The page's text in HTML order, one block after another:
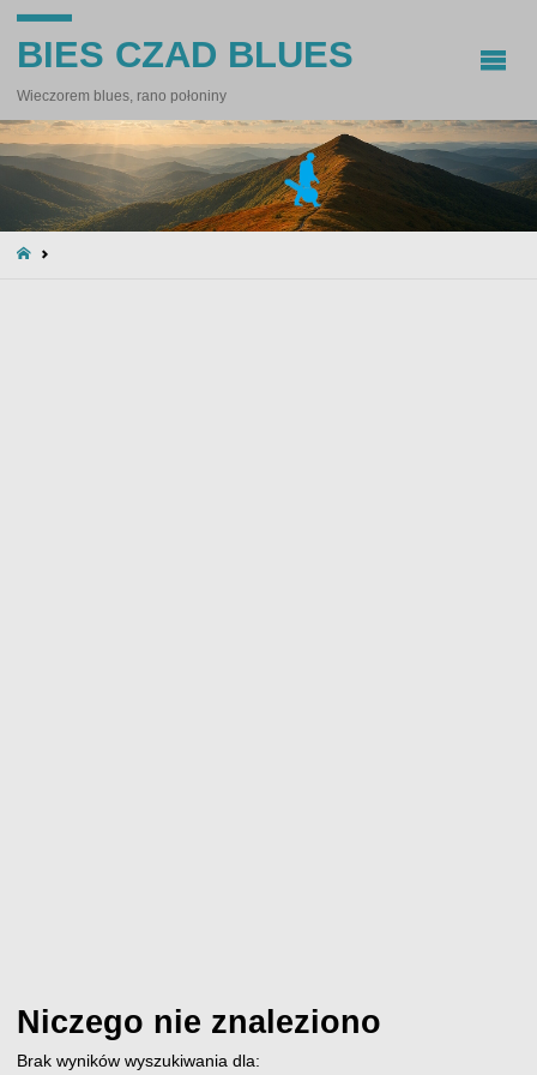
BIES CZAD BLUES
Wieczorem blues, rano połoniny
STRONA
Niczego nie znaleziono
Brak wyników wyszukiwania dla: